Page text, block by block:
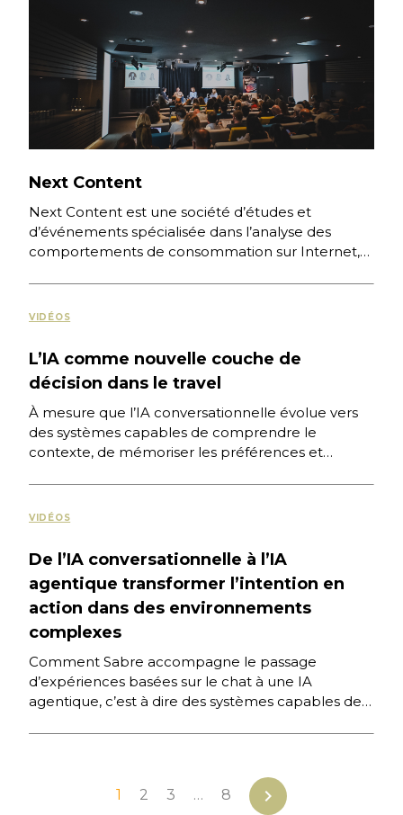
Next Content
Next Content est une société d’études et
d’événements spécialisée dans l’analyse des
comportements de consommation sur Internet,
VIDÉOS
L’IA comme nouvelle couche de
décision dans le travel
À mesure que l’IA conversationnelle évolue vers
des systèmes capables de comprendre le
contexte, de mémoriser les préférences et
VIDÉOS
De l’IA conversationnelle à l’IA
agentique transformer l’intention en
action dans des environnements
complexes
Comment Sabre accompagne le passage
d’expériences basées sur le chat à une IA
agentique, c’est à dire des systèmes capables de
1 2 3 … 8 chevron_right